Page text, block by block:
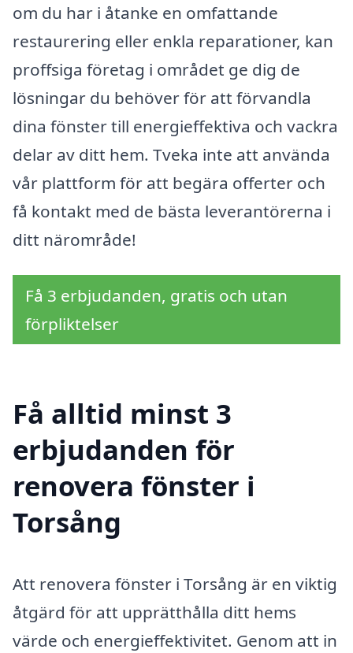
om du har i åtanke en omfattande
restaurering eller enkla reparationer, kan
proffsiga företag i området ge dig de
lösningar du behöver för att förvandla
dina fönster till energieffektiva och vackra
delar av ditt hem. Tveka inte att använda
vår plattform för att begära offerter och
få kontakt med de bästa leverantörerna i
ditt närområde!
Få 3 erbjudanden, gratis och utan
förpliktelser
Få alltid minst 3
erbjudanden för
renovera fönster i
Torsång
Att renovera fönster i Torsång är en viktig
åtgärd för att upprätthålla ditt hems
värde och energieffektivitet. Genom att in